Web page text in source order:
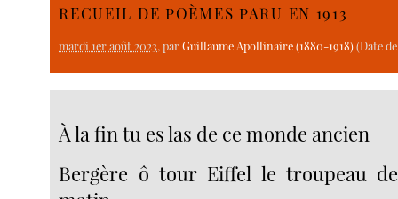
RECUEIL DE POÈMES PARU EN 1913
mardi 1er août 2023, parGuillaume Apollinaire (1880-1918)(Date
À la fin tu es las de ce monde ancien
Bergère ô tour Eiffel le troupeau